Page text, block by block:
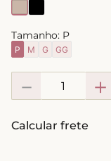
Tamanho: P
P M G GG
＋
－
biquini
10º calcinha